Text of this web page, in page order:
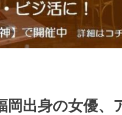
岡出身の女優